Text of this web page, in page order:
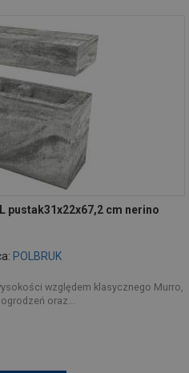
pustak31x22x67,2 cm nerino
POLBRUK
względem klasycznego Murro,
oraz...